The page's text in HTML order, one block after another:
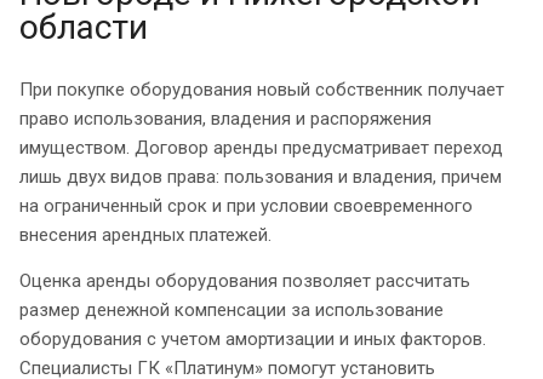
области
При покупке оборудования новый собственник получает
право использования, владения и распоряжения
имуществом. Договор аренды предусматривает переход
лишь двух видов права: пользования и владения, причем
на ограниченный срок и при условии своевременного
внесения арендных платежей.
Оценка аренды оборудования позволяет рассчитать
размер денежной компенсации за использование
оборудования с учетом амортизации и иных факторов.
Специалисты ГК «Платинум» помогут установить